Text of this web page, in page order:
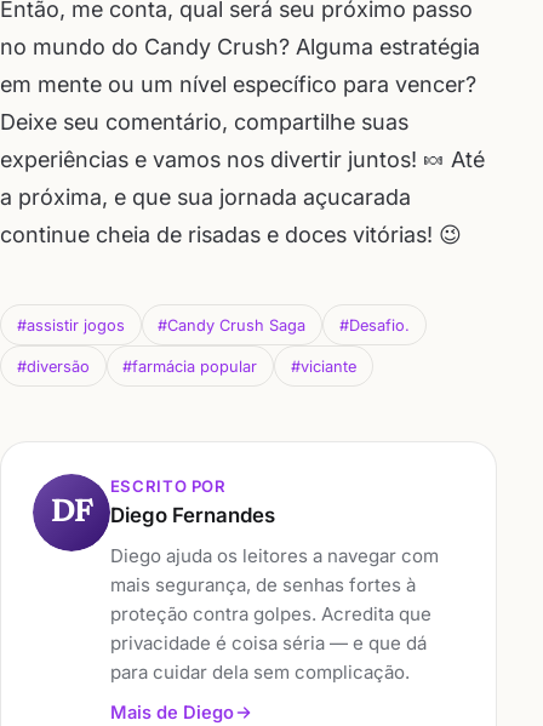
Então, me conta, qual será seu próximo passo
no mundo do Candy Crush? Alguma estratégia
em mente ou um nível específico para vencer?
Deixe seu comentário, compartilhe suas
experiências e vamos nos divertir juntos! 🍬 Até
a próxima, e que sua jornada açucarada
continue cheia de risadas e doces vitórias! 😉
#assistir jogos #Candy Crush Saga #Desafio.
#diversão #farmácia popular #viciante
DF
ESCRITO POR
Diego Fernandes
Diego ajuda os leitores a navegar com
mais segurança, de senhas fortes à
proteção contra golpes. Acredita que
privacidade é coisa séria — e que dá
para cuidar dela sem complicação.
Mais de Diego